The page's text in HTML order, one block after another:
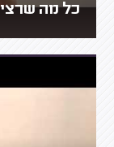
כל מה